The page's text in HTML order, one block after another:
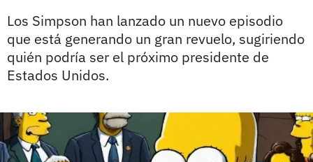
Los Simpson han lanzado un nuevo episodio
que está generando un gran revuelo, sugiriendo
quién podría ser el próximo presidente de
Estados Unidos.